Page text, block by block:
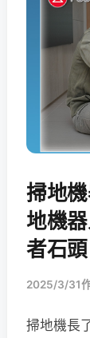
掃地
地機
者石
2025/3/31
掃地機長